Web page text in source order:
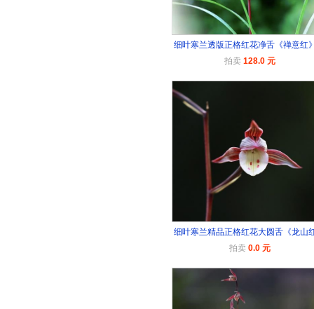
细叶寒兰透版正格红花净舌《禅意红
拍卖 128.0 元
细叶寒兰精品正格红花大圆舌《龙山
拍卖 0.0 元